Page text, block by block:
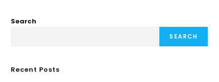
Search
SEARCH
Recent Posts